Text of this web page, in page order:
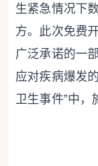
生紧急情况下
方。此次免费
广泛承诺的一
应对疾病爆发
卫生事件”中，